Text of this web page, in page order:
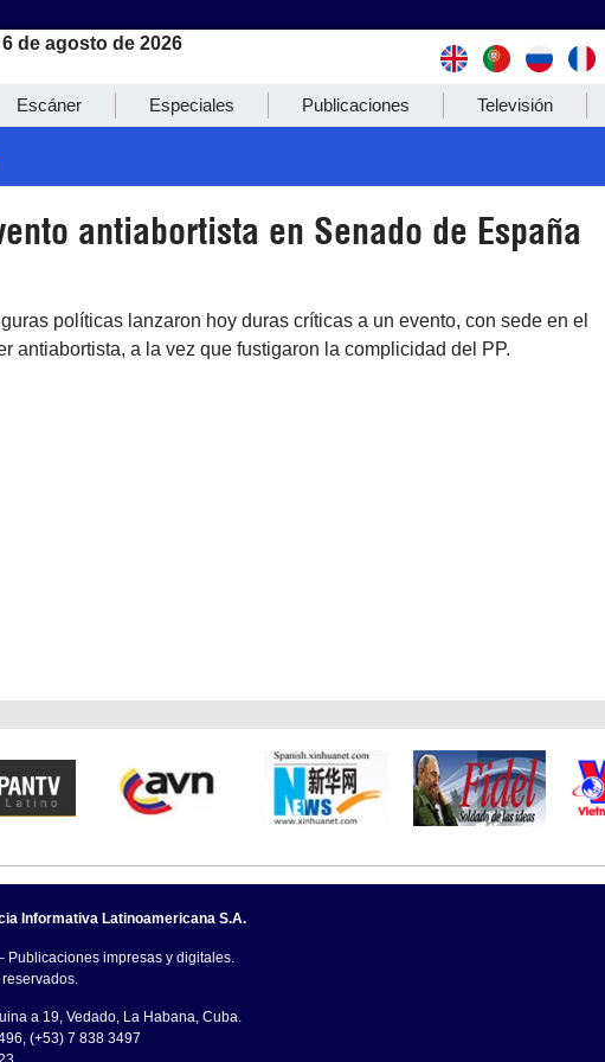
de agosto de 2026
Escáner Especiales Publicaciones Televisión
antiabortista en Senado de España
políticas lanzaron hoy duras críticas a un evento, con sede en el
antiabortista, a la vez que fustigaron la complicidad del PP.
Informativa Latinoamericana S.A.
Publicaciones impresas y digitales.
a 19, Vedado, La Habana, Cuba.
(+53) 7 838 3497